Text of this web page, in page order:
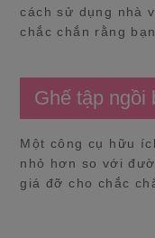
cách sử dụng nhà
chắc chắn rằng
Ghế tập ngồi
Một công cụ hữu
nhỏ hơn so với
giá đỡ cho chắc